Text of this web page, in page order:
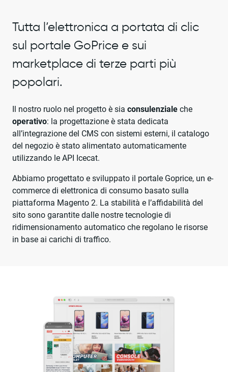
Tutta l’elettronica a portata di clic
sul portale GoPrice e sui
marketplace di terze parti più
popolari.
Il nostro ruolo nel progetto è sia consulenziale che
operativo: la progettazione è stata dedicata
all’integrazione del CMS con sistemi esterni, il catalogo
del negozio è stato alimentato automaticamente
utilizzando le API Icecat.
Abbiamo progettato e sviluppato il portale Goprice, un e-
commerce di elettronica di consumo basato sulla
piattaforma Magento 2. La stabilità e l’affidabilità del
sito sono garantite dalle nostre tecnologie di
ridimensionamento automatico che regolano le risorse
in base ai carichi di traffico.